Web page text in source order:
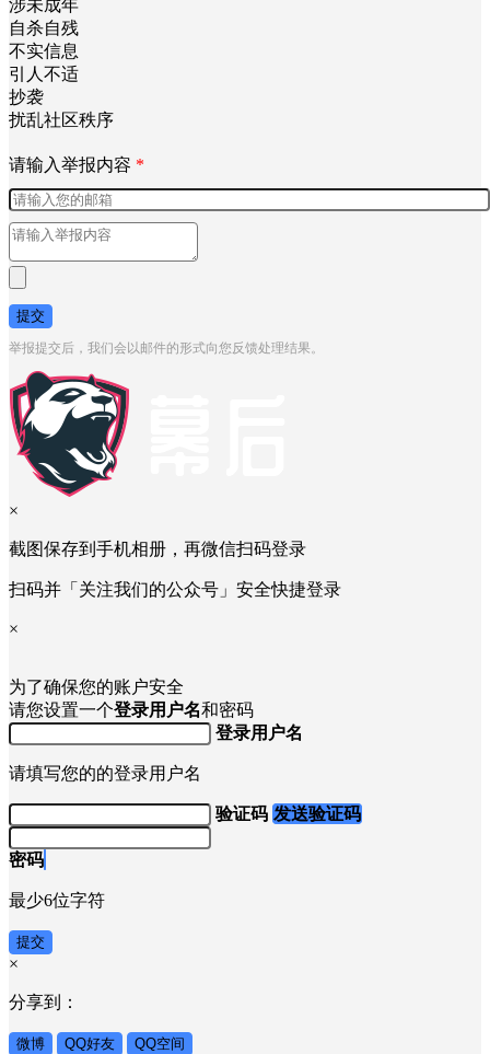
涉未成年
自杀自残
不实信息
引人不适
抄袭
扰乱社区秩序
请输入举报内容 *
提交
举报提交后，我们会以邮件的形式向您反馈处理结果。
×
截图保存到手机相册，再微信扫码登录
扫码并「关注我们的公众号」安全快捷登录
×
为了确保您的账户安全
请您设置一个登录用户名和密码
登录用户名
请填写您的的登录用户名
验证码 发送验证码
密码
最少6位字符
提交
×
分享到：
微博 QQ好友 QQ空间